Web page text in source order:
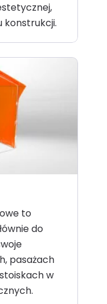
konstrukcji.
to
do
pasażach
w